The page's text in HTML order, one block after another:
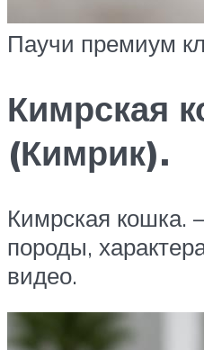
Паучи премиум
Кимрская
(Кимрик).
Кимрская кошка.
породы,
видео.